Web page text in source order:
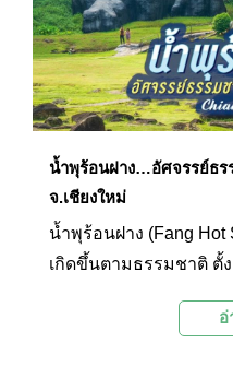
น้ำพุร้อนฝาง…อัศจรรย์ธ
จ.เชียงใหม่
น้ำพุร้อนฝาง (Fang
เกิดขึ้นตามธรรมชาติ ตั้
อยู่หลายบ่อและมีไอคุกอ่